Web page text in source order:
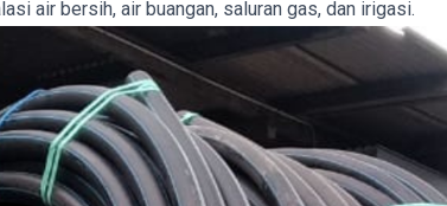
air bersih, air buangan, saluran gas, dan irigasi.